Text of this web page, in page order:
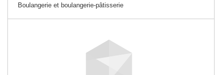
Boulangerie et boulangerie-pâtisserie